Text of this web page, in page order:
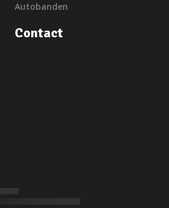
Autobanden
Contact